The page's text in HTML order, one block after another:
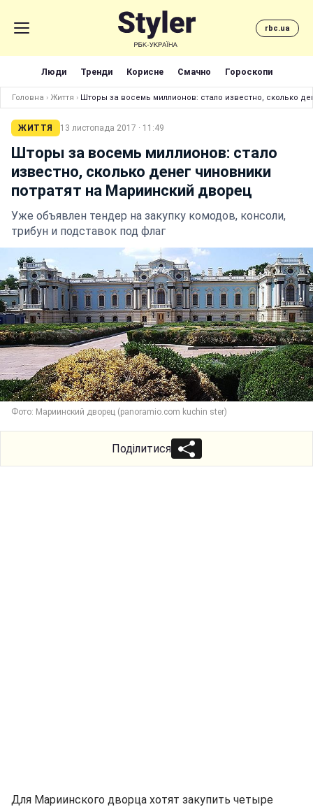
rbc.ua
Люди Тренди Корисне Смачно Гороскопи
Головна › Життя › Шторы за восемь миллионов: стало известно, сколько
ЖИТТЯ 13 листопада 2017 · 11:49
Шторы за восемь миллионов: стало
известно, сколько денег чиновники
потратят на Мариинский дворец
Уже объявлен тендер на закупку комодов, консоли,
трибун и подставок под флаг
Фото: Мариинский дворец (panoramio.com kuchin ster)
Поділитися
Для Мариинского дворца хотят закупить четыре